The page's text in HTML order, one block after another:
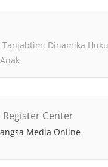
Tanjabtim: Dinamika
Center
Media Online